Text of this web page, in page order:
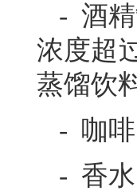
- 酒
浓度超
蒸馏饮
- 咖啡
- 香水